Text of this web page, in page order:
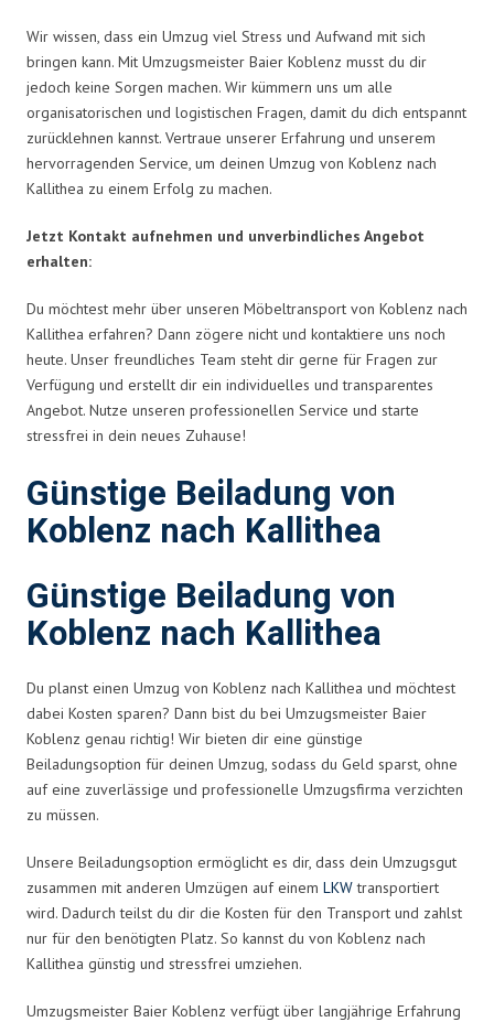
Wir wissen, dass ein Umzug viel Stress und Aufwand mit sich
bringen kann. Mit Umzugsmeister Baier Koblenz musst du dir
jedoch keine Sorgen machen. Wir kümmern uns um alle
organisatorischen und logistischen Fragen, damit du dich entspannt
zurücklehnen kannst. Vertraue unserer Erfahrung und unserem
hervorragenden Service, um deinen Umzug von Koblenz nach
Kallithea zu einem Erfolg zu machen.
Jetzt Kontakt aufnehmen und unverbindliches Angebot
erhalten:
Du möchtest mehr über unseren Möbeltransport von Koblenz nach
Kallithea erfahren? Dann zögere nicht und kontaktiere uns noch
heute. Unser freundliches Team steht dir gerne für Fragen zur
Verfügung und erstellt dir ein individuelles und transparentes
Angebot. Nutze unseren professionellen Service und starte
stressfrei in dein neues Zuhause!
Günstige Beiladung von
Koblenz nach Kallithea
Günstige Beiladung von
Koblenz nach Kallithea
Du planst einen Umzug von Koblenz nach Kallithea und möchtest
dabei Kosten sparen? Dann bist du bei Umzugsmeister Baier
Koblenz genau richtig! Wir bieten dir eine günstige
Beiladungsoption für deinen Umzug, sodass du Geld sparst, ohne
auf eine zuverlässige und professionelle Umzugsfirma verzichten
zu müssen.
Unsere Beiladungsoption ermöglicht es dir, dass dein Umzugsgut
zusammen mit anderen Umzügen auf einem LKWtransportiert
wird. Dadurch teilst du dir die Kosten für den Transport und zahlst
nur für den benötigten Platz. So kannst du von Koblenz nach
Kallithea günstig und stressfrei umziehen.
Umzugsmeister Baier Koblenz verfügt über langjährige Erfahrung